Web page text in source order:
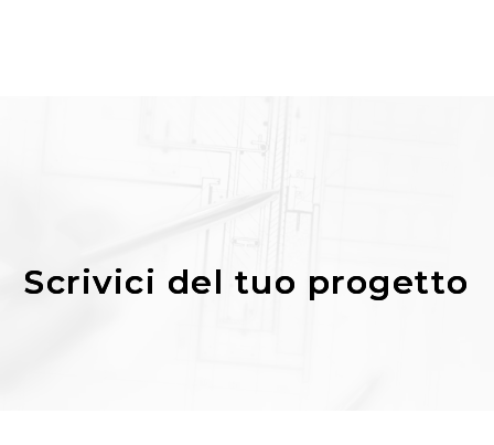
Scrivici del tuo progetto